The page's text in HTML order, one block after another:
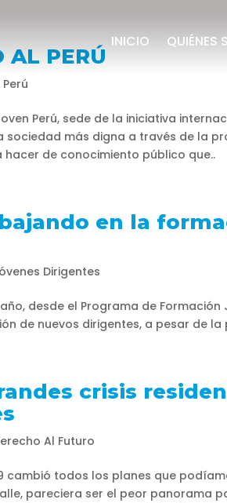
INICIO QUIÉNES
AL PERÚ
Perú
Perú, sede de la iniciativa
sociedad más digna a través de la
hacer de conocimiento público que..
en la
Dirigentes
desde el Programa de
de nuevos dirigentes, a pesar de la
crisis
Al Futuro
cambió todos los planes que
pareciera ser el peor panorama